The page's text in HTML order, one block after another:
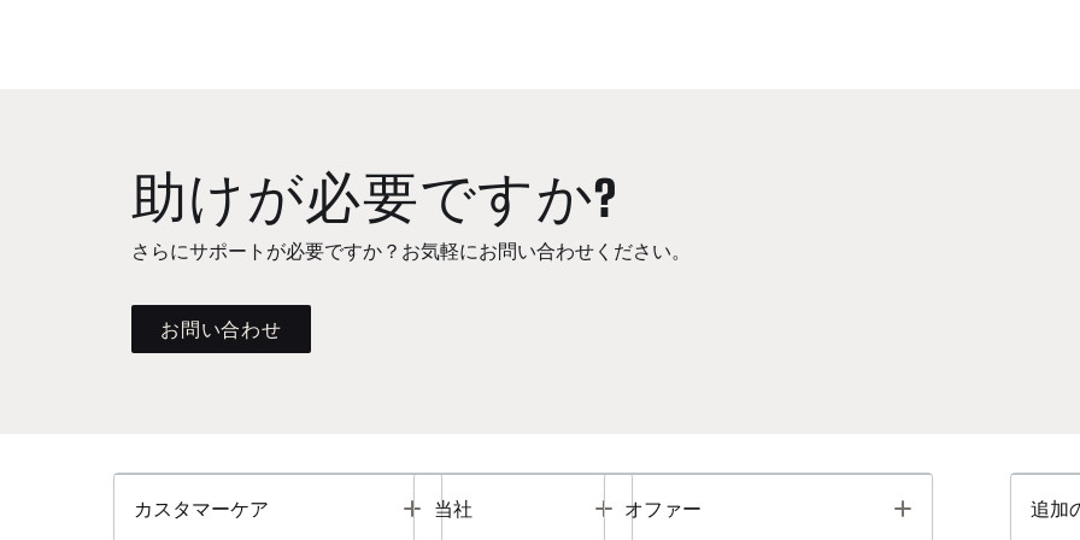
助けが必要ですか?
さらにサポートが必要ですか？お気軽にお問い合わせください。
お問い合わせ
カスタマーケア Toggle
当社 Toggle
オファー Toggle 追加